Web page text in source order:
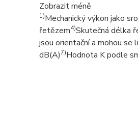
Zobrazit méně
1)Mechanický výkon jako
řetězem4)Skutečná délka
jsou orientační a mohou se
dB(A)7)Hodnota K podle